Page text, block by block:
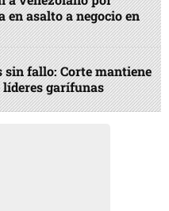
en asalto a negocio en
sin fallo: Corte mantiene
líderes garífunas